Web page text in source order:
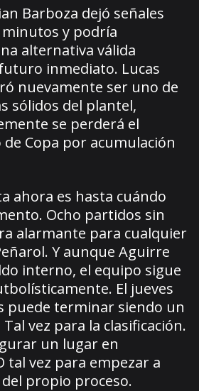
Barboza dejó señales
y podría
alternativa válida
inmediato. Lucas
nuevamente ser uno de
sólidos del plantel,
se perderá el
Copa por acumulación
ahora es hasta cuándo
Ocho partidos sin
alarmante para cualquier
Y aunque Aguirre
interno, el equipo sigue
El jueves
puede terminar siendo un
vez para la clasificación.
un lugar en
tal vez para empezar a
propio proceso.